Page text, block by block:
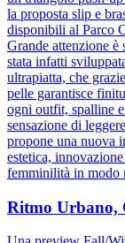
la proposta slip e
disponibili al Parco
Grande attenzione
stata infatti
ultrapiatta, che
pelle garantisce
ogni outfit, spalline
sensazione di
propone una nuova
estetica,
femminilità in modo
Ritmo Urbano,